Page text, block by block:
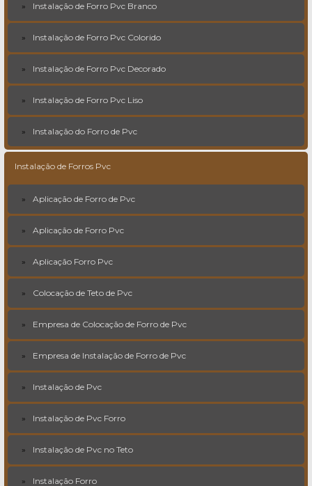
Instalação de Forro Pvc Branco
Instalação de Forro Pvc Colorido
Instalação de Forro Pvc Decorado
Instalação de Forro Pvc Liso
Instalação do Forro de Pvc
Instalação de Forros Pvc
Aplicação de Forro de Pvc
Aplicação de Forro Pvc
Aplicação Forro Pvc
Colocação de Teto de Pvc
Empresa de Colocação de Forro de Pvc
Empresa de Instalação de Forro de Pvc
Instalação de Pvc
Instalação de Pvc Forro
Instalação de Pvc no Teto
Instalação Forro